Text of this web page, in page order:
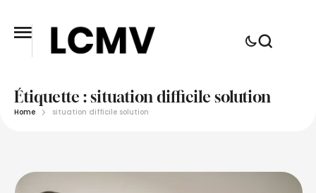
Étiquette :situation difficile solution
Home situation difficile solution